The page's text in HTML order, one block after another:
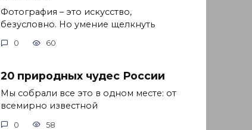
Фотография – это искусство,
безусловно. Но умение щелкнуть
0 60
20 природных чудес России
Мы собрали все это в одном месте: от
всемирно известной
0 58